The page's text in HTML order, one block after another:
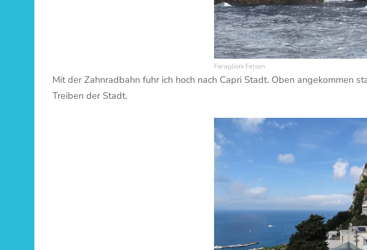
Faraglioni Felsen
Mit der Zahnradbahn fuhr ich hoch nach Capri Stadt. Oben angekommen
Treiben der Stadt.